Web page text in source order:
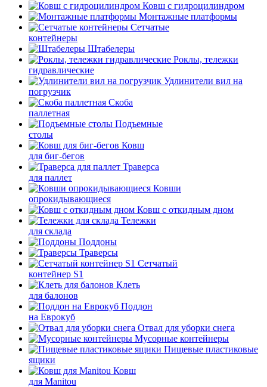
Ковш с гидроцилиндром
Монтажные платформы
Сетчатые
контейнеры
Штабелеры
Роклы, тележки
гидравлические
Удлинители вил на
погрузчик
Скоба
паллетная
Подъемные
столы
Ковш
для биг-бегов
Траверса
для паллет
Ковши
опрокидывающиеся
Ковш с откидным дном
Тележки
для склада
Поддоны
Траверсы
Сетчатый
контейнер S1
Клеть
для балонов
Поддон
на Еврокуб
Отвал для уборки снега
Мусорные контейнеры
Пищевые пластиковые
ящики
Ковш
для Manitou